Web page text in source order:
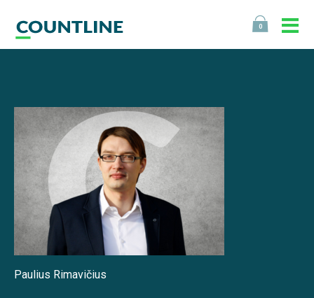
0
Paulius Rimavičius